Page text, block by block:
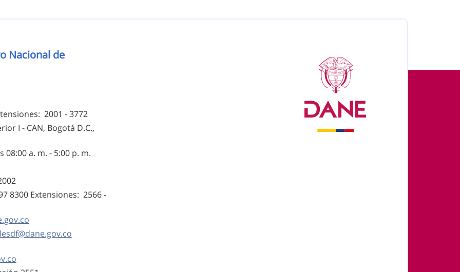
Nacional de
2001 - 3772
I - CAN, Bogotá D.C.,
a. m. - 5:00 p. m.
8300 Extensiones: 2566 -